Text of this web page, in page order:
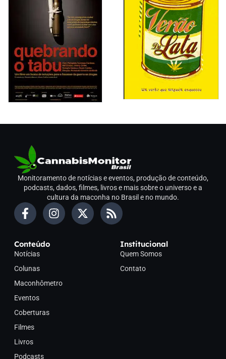
Monitoramento de notícias e eventos, produção de conteúdo,
podcasts, dados, filmes, livros e mais sobre o universo e a
cultura da maconha no Brasil e no mundo.
Conteúdo
Notícias
Colunas
Maconhômetro
Eventos
Coberturas
Filmes
Livros
Podcasts
Institucional
Quem Somos
Contato